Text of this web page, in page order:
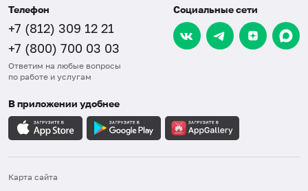
Телефон
+7 (812) 309 12 21
+7 (800) 700 03 03
Ответим на любые вопросы
по работе и услугам
Социальные сети
В приложении удобнее
Карта сайта